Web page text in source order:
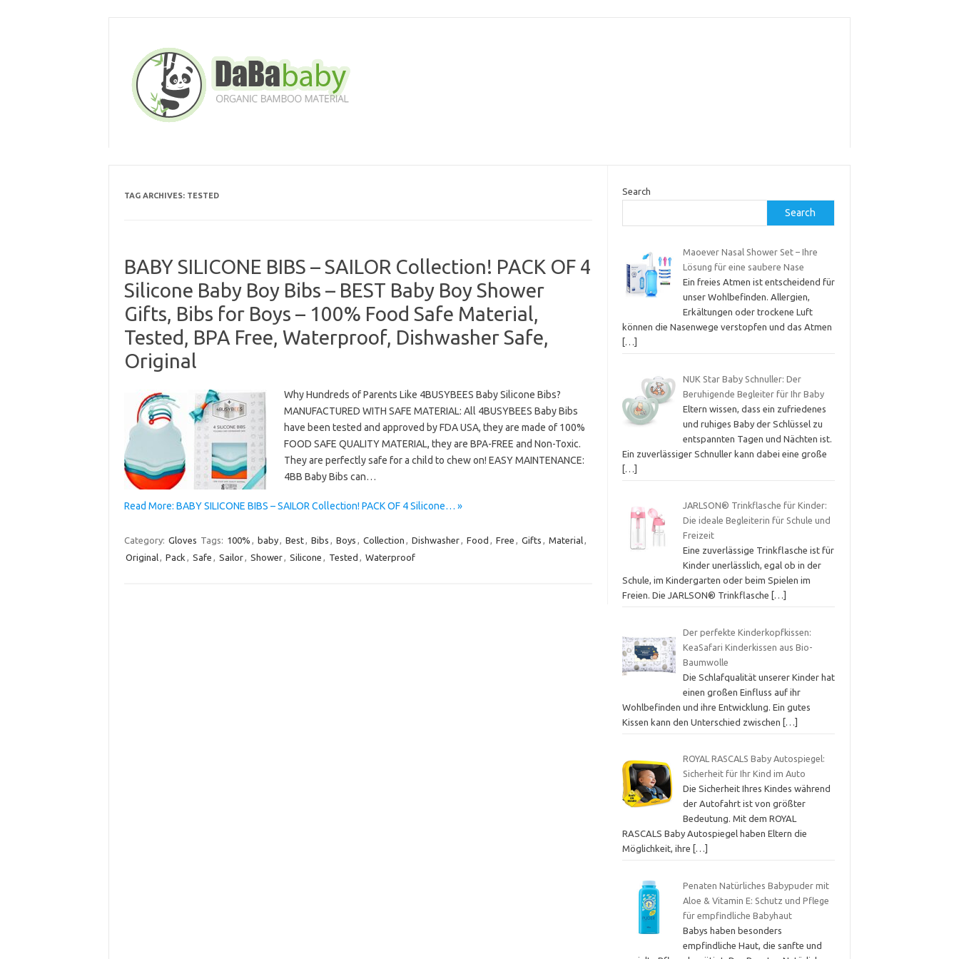
TAG ARCHIVES: TESTED
BABY SILICONE BIBS – SAILOR Collection! PACK OF 4
Silicone Baby Boy Bibs – BEST Baby Boy Shower
Gifts, Bibs for Boys – 100% Food Safe Material,
Tested, BPA Free, Waterproof, Dishwasher Safe,
Original
Why Hundreds of Parents Like 4BUSYBEES Baby Silicone Bibs?
MANUFACTURED WITH SAFE MATERIAL: All 4BUSYBEES Baby Bibs
have been tested and approved by FDA USA, they are made of 100%
FOOD SAFE QUALITY MATERIAL, they are BPA-FREE and Non-Toxic.
They are perfectly safe for a child to chew on! EASY MAINTENANCE:
4BB Baby Bibs can…
Read More: BABY SILICONE BIBS – SAILOR Collection! PACK OF 4 Silicone… »
Category: Gloves Tags: 100% , baby, Best, Bibs , Boys , Collection , Dishwasher, Food , Free , Gifts , Material,
Original, Pack , Safe , Sailor, Shower, Silicone , Tested , Waterproof
Search
Search
Maoever Nasal Shower Set – Ihre
Lösung für eine saubere Nase
Ein freies Atmen ist entscheidend für
unser Wohlbefinden. Allergien,
Erkältungen oder trockene Luft
können die Nasenwege verstopfen und das Atmen
[…]
NUK Star Baby Schnuller: Der
Beruhigende Begleiter für Ihr Baby
Eltern wissen, dass ein zufriedenes
und ruhiges Baby der Schlüssel zu
entspannten Tagen und Nächten ist.
Ein zuverlässiger Schnuller kann dabei eine große
[…]
JARLSON® Trinkflasche für Kinder:
Die ideale Begleiterin für Schule und
Freizeit
Eine zuverlässige Trinkflasche ist für
Kinder unerlässlich, egal ob in der
Schule, im Kindergarten oder beim Spielen im
Freien. Die JARLSON® Trinkflasche
[…]
Der perfekte Kinderkopfkissen:
KeaSafari Kinderkissen aus Bio-
Baumwolle
Die Schlafqualität unserer Kinder hat
einen großen Einfluss auf ihr
Wohlbefinden und ihre Entwicklung. Ein gutes
Kissen kann den Unterschied zwischen […]
ROYAL RASCALS Baby Autospiegel:
Sicherheit für Ihr Kind im Auto
Die Sicherheit Ihres Kindes während
der Autofahrt ist von größter
Bedeutung. Mit dem ROYAL
RASCALS Baby Autospiegel haben Eltern die
Möglichkeit, ihre
[…]
Penaten Natürliches Babypuder mit
Aloe & Vitamin E: Schutz und Pflege
für empfindliche Babyhaut
Babys haben besonders
empfindliche Haut, die sanfte und